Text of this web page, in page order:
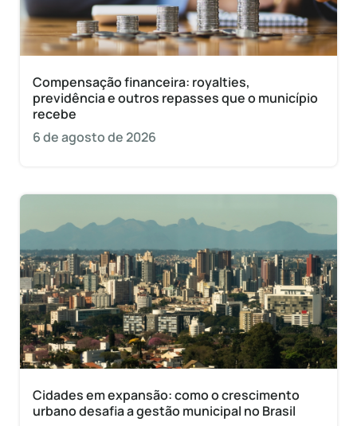
Compensação financeira: royalties,
previdência e outros repasses que o município
recebe
6 de agosto de 2026
Cidades em expansão: como o crescimento
urbano desafia a gestão municipal no Brasil